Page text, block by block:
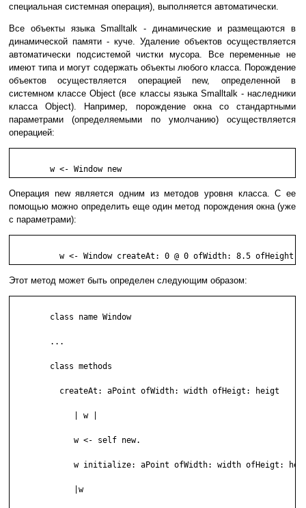
специальная системная операция), выполняется автоматически.
Все объекты языка Smalltalk - динамические и размещаются в
динамической памяти - куче. Удаление объектов осуществляется
автоматически подсистемой чистки мусора. Все переменные не
имеют типа и могут содержать объекты любого класса. Порождение
объектов осуществляется операцией new, определенной в
системном классе Object (все классы языка Smalltalk - наследники
класса Object). Например, порождение окна со стандартными
параметрами (определяемыми по умолчанию) осуществляется
операцией:
	w <- Window new
Операция new является одним из методов уровня класса. С ее
помощью можно определить еще один метод порождения окна (уже
с параметрами):
w <- Window createAt: 0 @ 0 ofWidth: 8.5 ofHeight:
Этот метод может быть определен следующим образом: